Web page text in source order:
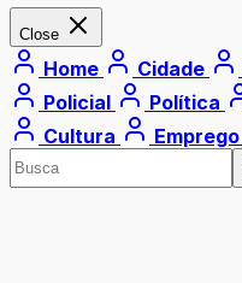
Close
Home Cidade
Policial
Política
Cultura
Emprego